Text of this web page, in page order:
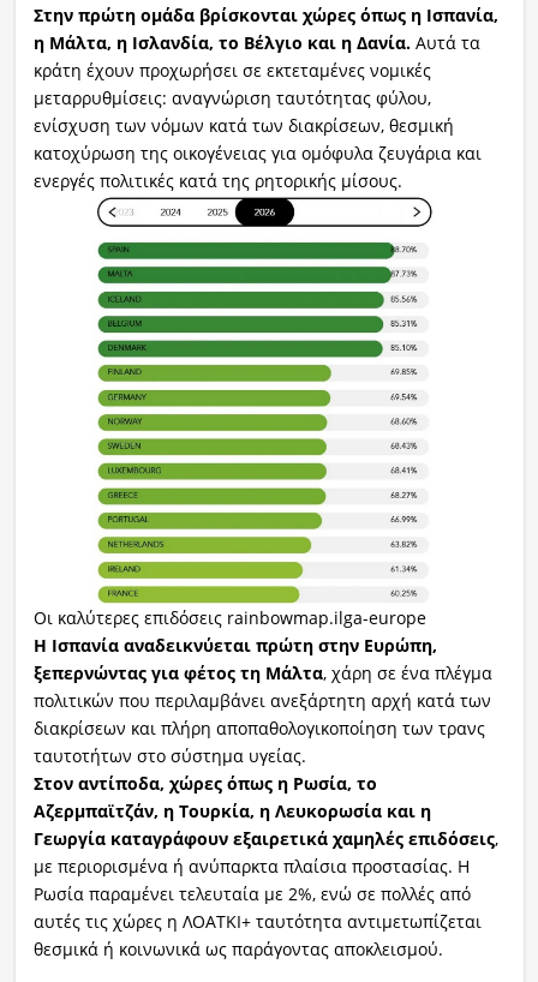
Στην πρώτη ομάδα βρίσκονται χώρες όπως η Ισπανία,
η Μάλτα, η Ισλανδία, το Βέλγιο και η Δανία.Αυτά τα
κράτη έχουν προχωρήσει σε εκτεταμένες νομικές
μεταρρυθμίσεις: αναγνώριση ταυτότητας φύλου,
ενίσχυση των νόμων κατά των διακρίσεων, θεσμική
κατοχύρωση της οικογένειας για ομόφυλα ζευγάρια και
ενεργές πολιτικές κατά της ρητορικής μίσους.
Οι καλύτερες επιδόσεις rainbowmap.ilga-europe
Η Ισπανία αναδεικνύεται πρώτη στην Ευρώπη,
ξεπερνώντας για φέτος τη Μάλτα, χάρη σε ένα πλέγμα
πολιτικών που περιλαμβάνει ανεξάρτητη αρχή κατά των
διακρίσεων και πλήρη αποπαθολογικοποίηση των τρανς
ταυτοτήτων στο σύστημα υγείας.
Στον αντίποδα, χώρες όπως η Ρωσία, το
Αζερμπαϊτζάν, η Τουρκία, η Λευκορωσία και η
Γεωργία καταγράφουν εξαιρετικά χαμηλές επιδόσεις,
με περιορισμένα ή ανύπαρκτα πλαίσια προστασίας. Η
Ρωσία παραμένει τελευταία με 2%, ενώ σε πολλές από
αυτές τις χώρες η ΛΟΑΤΚΙ+ ταυτότητα αντιμετωπίζεται
θεσμικά ή κοινωνικά ως παράγοντας αποκλεισμού.